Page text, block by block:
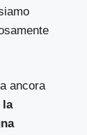
ancora
la